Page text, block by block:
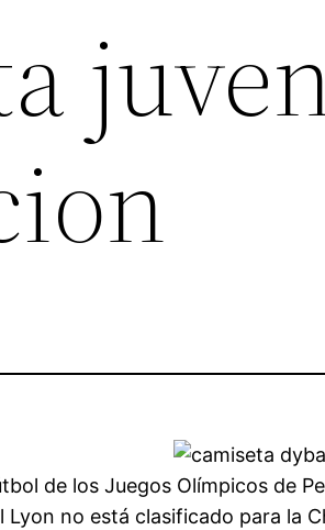
de los Juegos Olímpicos de
Lyon no está clasificado para la